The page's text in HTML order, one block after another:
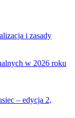
i zasady
w 2026 roku
– edycja 2,